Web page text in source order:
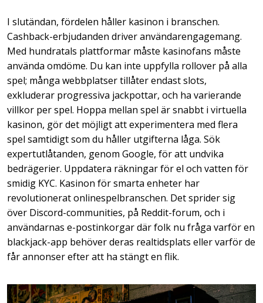
I slutändan, fördelen håller kasinon i branschen.
Cashback-erbjudanden driver användarengagemang.
Med hundratals plattformar måste kasinofans måste
använda omdöme. Du kan inte uppfylla rollover på alla
spel; många webbplatser tillåter endast slots,
exkluderar progressiva jackpottar, och ha varierande
villkor per spel. Hoppa mellan spel är snabbt i virtuella
kasinon, gör det möjligt att experimentera med flera
spel samtidigt som du håller utgifterna låga. Sök
expertutlåtanden, genom Google, för att undvika
bedrägerier. Uppdatera räkningar för el och vatten för
smidig KYC. Kasinon för smarta enheter har
revolutionerat onlinespelbranschen. Det sprider sig
över Discord-communities, på Reddit-forum, och i
användarnas e-postinkorgar där folk nu fråga varför en
blackjack-app behöver deras realtidsplats eller varför de
får annonser efter att ha stängt en flik.